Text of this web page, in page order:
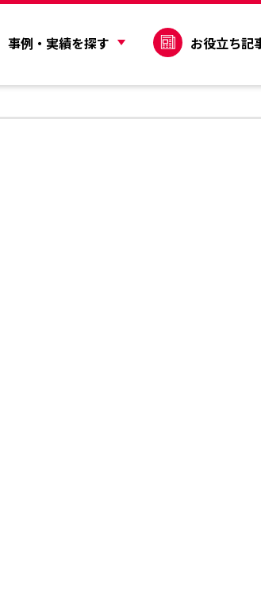
事例・実績を探す お役立ち記